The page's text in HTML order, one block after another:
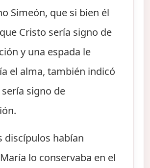
Simeón, que si bien él
Cristo sería signo de
y una espada le
el alma, también indicó
sería signo de
discípulos habían
lo conservaba en el